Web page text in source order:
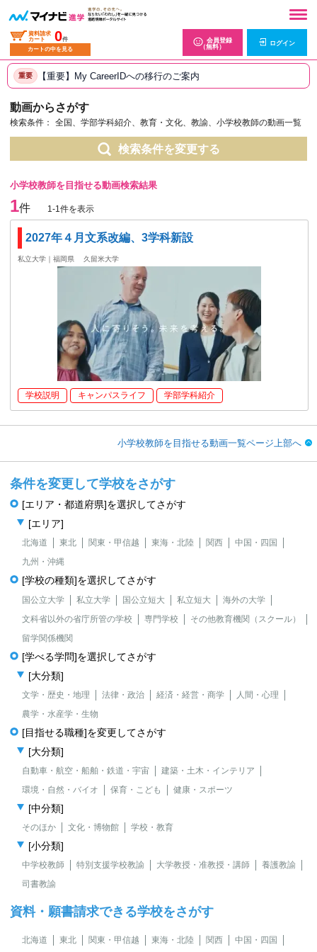
資料請求
カート
0件
カートの中を見る
会員登録
（無料）
ログイン
重要 【重要】My CareerIDへの移行のご案内
動画からさがす
検索条件： 全国、学部学科紹介、教育・文化、教諭、小学校教師の動画一覧
検索条件を変更する
小学校教師を目指せる動画検索結果
1件 1-1件を表示
2027年４月文系改編、3学科新設
私立大学｜福岡県 久留米大学
学校説明 キャンパスライフ 学部学科紹介
小学校教師を目指せる動画一覧ページ上部へ
条件を変更して学校をさがす
[エリア・都道府県]を選択してさがす
[エリア]
北海道 東北 関東・甲信越 東海・北陸 関西
中国・四国
九州・沖縄
[学校の種類]を選択してさがす
国公立大学 私立大学 国公立短大 私立短大
海外の大学
文科省以外の省庁所管の学校
専門学校
その他教育機関（スクール）
留学関係機関
[学べる学問]を選択してさがす
[大分類]
文学・歴史・地理 法律・政治 経済・経営・商学
人間・心理
農学・水産学・生物
[目指せる職種]を変更してさがす
[大分類]
自動車・航空・船舶・鉄道・宇宙
建築・土木・インテリア
環境・自然・バイオ
保育・こども 健康・スポーツ
[中分類]
そのほか 文化・博物館 学校・教育
[小分類]
中学校教師 特別支援学校教諭 大学教授・准教授・講師
養護教諭
司書教諭
資料・願書請求できる学校をさがす
北海道 東北 関東・甲信越 東海・北陸 関西 中国・四国